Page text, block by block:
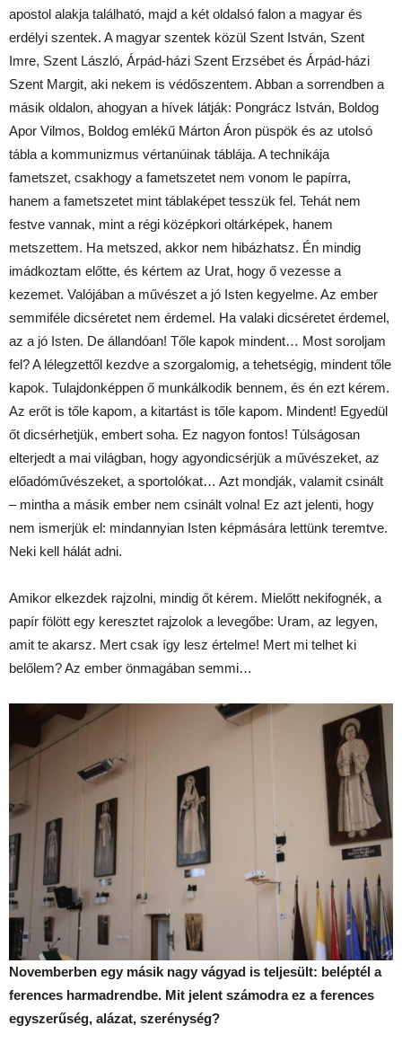
apostol alakja található, majd a két oldalsó falon a magyar és
erdélyi szentek. A magyar szentek közül Szent István, Szent
Imre, Szent László, Árpád-házi Szent Erzsébet és Árpád-házi
Szent Margit, aki nekem is védőszentem. Abban a sorrendben a
másik oldalon, ahogyan a hívek látják: Pongrácz István, Boldog
Apor Vilmos, Boldog emlékű Márton Áron püspök és az utolsó
tábla a kommunizmus vértanúinak táblája. A technikája
fametszet, csakhogy a fametszetet nem vonom le papírra,
hanem a fametszetet mint táblaképet tesszük fel. Tehát nem
festve vannak, mint a régi középkori oltárképek, hanem
metszettem. Ha metszed, akkor nem hibázhatsz. Én mindig
imádkoztam előtte, és kértem az Urat, hogy ő vezesse a
kezemet. Valójában a művészet a jó Isten kegyelme. Az ember
semmiféle dicséretet nem érdemel. Ha valaki dicséretet érdemel,
az a jó Isten. De állandóan! Tőle kapok mindent… Most soroljam
fel? A lélegzettől kezdve a szorgalomig, a tehetségig, mindent tőle
kapok. Tulajdonképpen ő munkálkodik bennem, és én ezt kérem.
Az erőt is tőle kapom, a kitartást is tőle kapom. Mindent! Egyedül
őt dicsérhetjük, embert soha. Ez nagyon fontos! Túlságosan
elterjedt a mai világban, hogy agyondicsérjük a művészeket, az
előadóművészeket, a sportolókat… Azt mondják, valamit csinált
– mintha a másik ember nem csinált volna! Ez azt jelenti, hogy
nem ismerjük el: mindannyian Isten képmására lettünk teremtve.
Neki kell hálát adni.
Amikor elkezdek rajzolni, mindig őt kérem. Mielőtt nekifognék, a
papír fölött egy keresztet rajzolok a levegőbe: Uram, az legyen,
amit te akarsz. Mert csak így lesz értelme! Mert mi telhet ki
belőlem? Az ember önmagában semmi…
Novemberben egy másik nagy vágyad is teljesült: beléptél a
ferences harmadrendbe. Mit jelent számodra ez a ferences
egyszerűség, alázat, szerénység?